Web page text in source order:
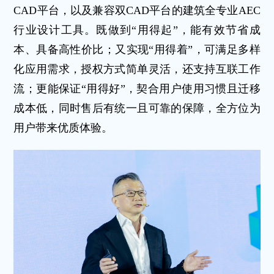
CAD平台，以及兼容双CAD平台的建筑全专业AEC
行业设计工具。既做到“用得起”，能有效节省成
本、具备高性价比；又实现“用得着”，可满足多样
化应用需求，授权方式简单灵活，还支持互联工作
流；更能保证“用得好”，契合用户使用习惯且迁移
成本低，同时售后有统一且可靠的保障，全方位为
用户带来优质体验。